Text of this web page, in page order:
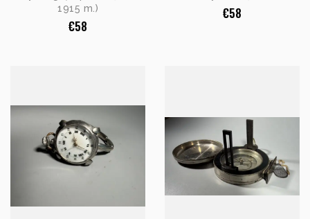
1915 m.)
€58
€58